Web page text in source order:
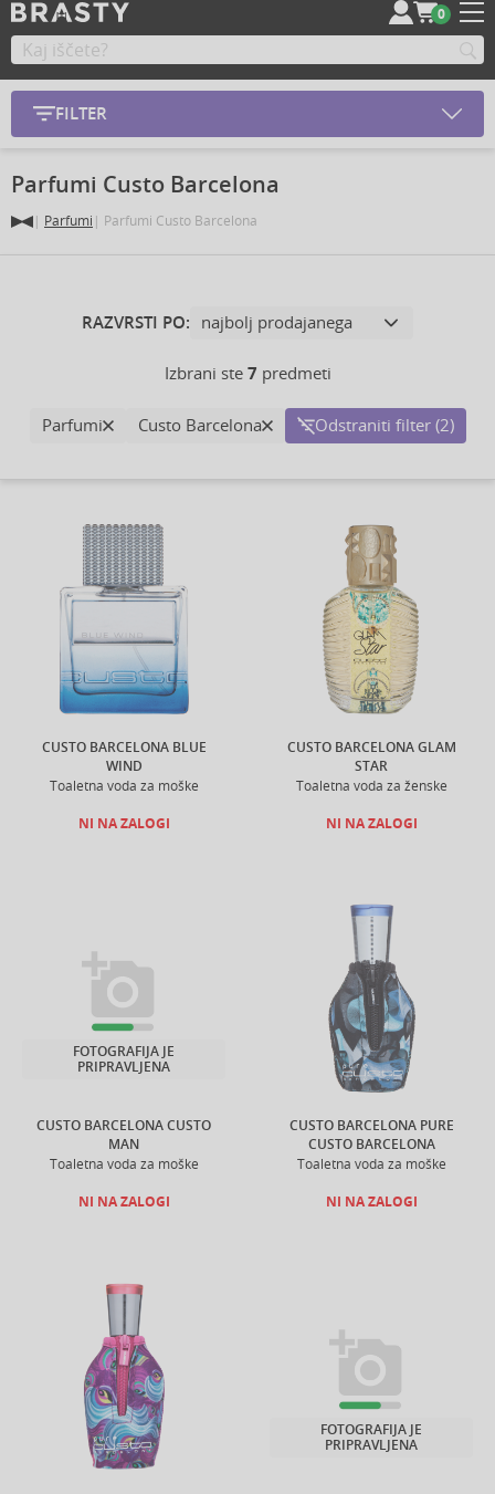
0
FILTER
Parfumi Custo Barcelona
Parfumi Parfumi Custo Barcelona
RAZVRSTI PO:
Izbrani ste 7 predmeti
Parfumi Custo Barcelona Odstraniti filter (2)
CUSTO BARCELONA BLUE
WIND
Toaletna voda za moške
NI NA ZALOGI
CUSTO BARCELONA GLAM
STAR
Toaletna voda za ženske
NI NA ZALOGI
CUSTO BARCELONA CUSTO
MAN
Toaletna voda za moške
FOTOGRAFIJA JE
PRIPRAVLJENA
NI NA ZALOGI
CUSTO BARCELONA PURE
CUSTO BARCELONA
Toaletna voda za moške
NI NA ZALOGI
FOTOGRAFIJA JE
PRIPRAVLJENA